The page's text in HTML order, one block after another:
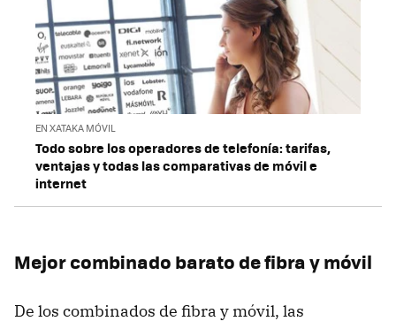
EN XATAKA MÓVIL
Todo sobre los operadores de telefonía: tarifas,
ventajas y todas las comparativas de móvil e
internet
Mejor combinado barato de fibra y móvil
De los combinados de fibra y móvil, las